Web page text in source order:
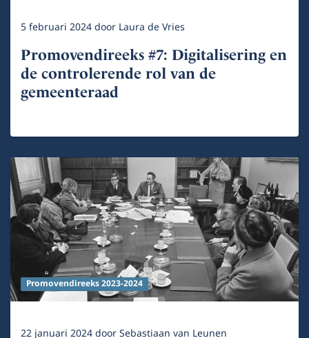
5 februari 2024door Laura de Vries
Promovendireeks #7: Digitalisering en
de controlerende rol van de
gemeenteraad
Promovendireeks 2023-2024
22 januari 2024doorSebastiaan van Leunen